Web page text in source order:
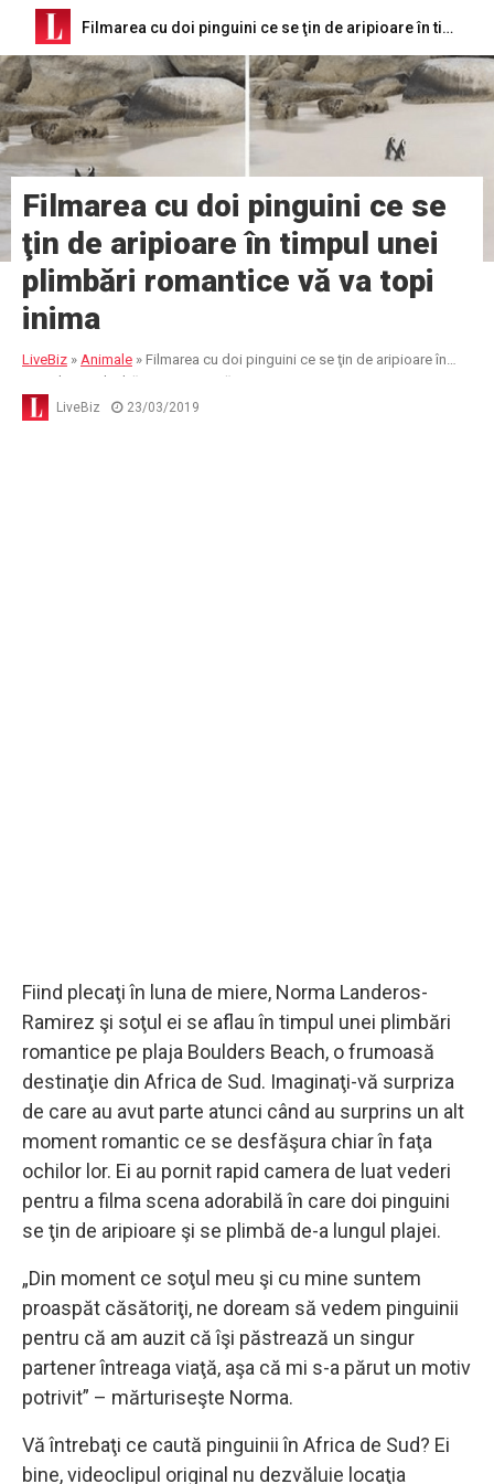
Filmarea cu doi pinguini ce se ţin de aripioare în timpul unei plimbări romantice vă va topi inima
Filmarea cu doi pinguini ce se
ţin de aripioare în timpul unei
plimbări romantice vă va topi
inima
LiveBiz » Animale » Filmarea cu doi pinguini ce se ţin de aripioare în
timpul unei plimbări romantice vă va topi inima
LiveBiz 23/03/2019
Fiind plecaţi în luna de miere, Norma Landeros-
Ramirez şi soţul ei se aflau în timpul unei plimbări
romantice pe plaja Boulders Beach, o frumoasă
destinaţie din Africa de Sud. Imaginaţi-vă surpriza
de care au avut parte atunci când au surprins un alt
moment romantic ce se desfăşura chiar în faţa
ochilor lor. Ei au pornit rapid camera de luat vederi
pentru a filma scena adorabilă în care doi pinguini
se ţin de aripioare şi se plimbă de-a lungul plajei.
„Din moment ce soţul meu şi cu mine suntem
proaspăt căsătoriţi, ne doream să vedem pinguinii
pentru că am auzit că îşi păstrează un singur
partener întreaga viaţă, aşa că mi s-a părut un motiv
potrivit” – mărturiseşte Norma.
Vă întrebaţi ce caută pinguinii în Africa de Sud? Ei
bine, videoclipul original nu dezvăluie locaţia